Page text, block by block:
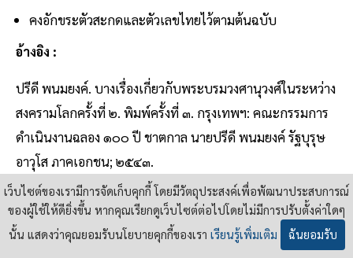
คงอักขระตัวสะกดและตัวเลขไทยไว้ตามต้นฉบับ
อ้างอิง :
ปรีดี พนมยงค์. บางเรื่องเกี่ยวกับพระบรมวงศานุวงศ์ในระหว่าง
สงครามโลกครั้งที่ ๒. พิมพ์ครั้งที่ ๓. กรุงเทพฯ: คณะกรรมการ
ดำเนินงานฉลอง ๑๐๐ ปี ชาตกาล นายปรีดี พนมยงค์ รัฐบุรุษ
อาวุโส ภาคเอกชน; ๒๕๔๓.
บทความ
เว็บไซต์ของเรามีการจัดเก็บคุกกี้ โดยมีวัตถุประสงค์เพื่อพัฒนาประสบการณ์
ของผู้ใช้ให้ดียิ่งขึ้น หากคุณเรียกดูเว็บไซต์ต่อไปโดยไม่มีการปรับตั้งค่าใดๆ
นั้น แสดงว่าคุณยอมรับนโยบายคุกกี้ของเรา เรียนรู้เพิ่มเติม ฉันยอมรับ